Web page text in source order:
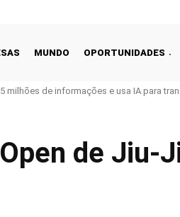
MUNDO OPORTUNIDADES
milhões de informações e usa IA para
de Jiu-